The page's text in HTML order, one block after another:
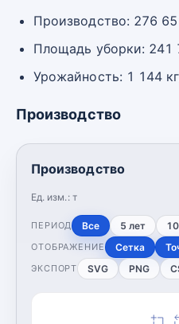
Производство: 276
Площадь уборки: 241
Урожайность: 1 144
Производство
Производство
Ед. изм.: т
ПЕРИОД Все 5 лет
ОТОБРАЖЕНИЕ Сетка
ЭКСПОРТ SVG PNG